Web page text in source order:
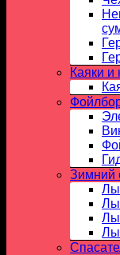
Каяки и
Зимний